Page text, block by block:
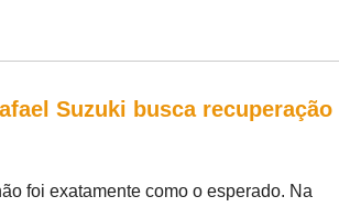
Suzuki busca recuperação
foi exatamente como o esperado. Na